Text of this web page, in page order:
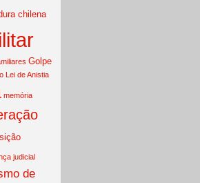
chilena
Golpe
Lei de Anistia
memória
judicial
de